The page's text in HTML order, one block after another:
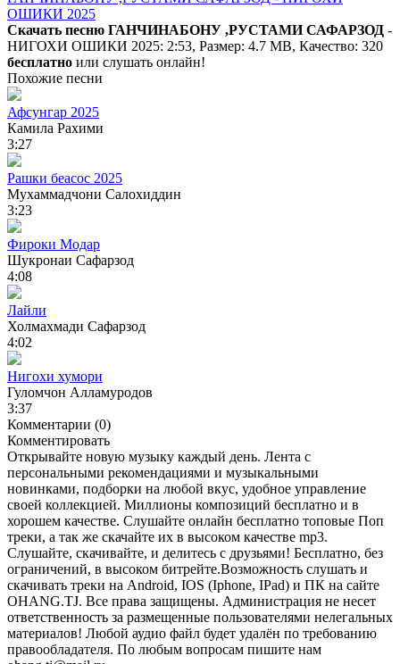
ОШИКИ 2025
Скачать песню ГАНЧИНАБОНУ ,РУСТАМИ САФАРЗОД -
НИГОХИ ОШИКИ 2025: 2:53, Размер: 4.7 MB, Качество: 320
бесплатно или слушать онлайн!
Похожие песни
Афсунгар 2025
Камила Рахими
3:27
Рашки беасос 2025
Мухаммадчони Салохиддин
3:23
Фироки Модар
Шукронаи Сафарзод
4:08
Лайли
Холмахмади Сафарзод
4:02
Нигохи хумори
Гуломчон Алламуродов
3:37
Комментарии (0)
Комментировать
Открывайте новую музыку каждый день. Лента с
персональными рекомендациями и музыкальными
новинками, подборки на любой вкус, удобное управление
своей коллекцией. Миллионы композиций бесплатно и в
хорошем качестве. Слушайте онлайн бесплатно топовые Поп
треки, а так же скачайте их в высоком качестве mp3.
Слушайте, скачивайте, и делитесь с друзьями! Бесплатно, без
ограничений, в высоком битрейте.Возможность слушать и
скачивать треки на Android, IOS (Iphone, IPad) и ПК на сайте
OHANG.TJ. Все права защищены. Администрация не несет
ответственность за размещенные пользователями нелегальных
материалов! Любой аудио файл будет удалён по требованию
правообладателя. По любым вопросам пишите нам